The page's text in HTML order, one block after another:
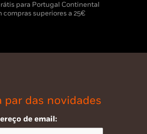
para Portugal Continental
compras superiores a 25€
par das novidades
de email: